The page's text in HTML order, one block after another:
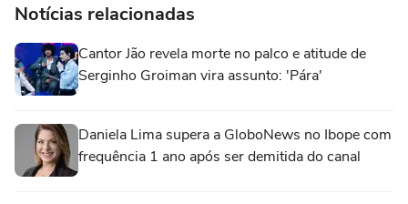
Notícias relacionadas
Cantor Jão revela morte no palco e atitude de
Serginho Groiman vira assunto: 'Pára'
Daniela Lima supera a GloboNews no Ibope com
frequência 1 ano após ser demitida do canal